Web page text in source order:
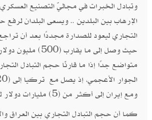
وتبادل الخبرات في مجاليّ التصنيع
الإرهاب بين البلدين .. ويسعى البلدان لرفع
حيث وصل إلى ما يقارب
متواضع جدًا إذا ما قارنّا حجم التبادل
ومع إيران إلى أكثر من (5) مليارات دولار لعام 2020.
كما أن حجم التبادل التجاري بين العراق